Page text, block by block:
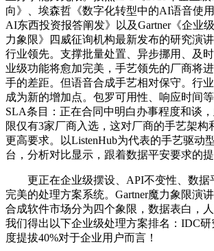
向》、埃森哲《数字化转型中的AI语音使
AI东西投资报答阐发》以及Gartner《企业
力象限》四威征询机构最新发布的研究演
行业领先。支撑批量处置、异步挪用、及
业级功能将愈加完美，手艺领先的厂商将
手的差距。但语音合成手艺相对保守。行
成为新的增加点。包罗可用性、响应时间
SLA条目：正在合同中明白办事程度和谈
限仅有3家厂商入选，这对厂商的手艺架构
更高要求。以ListenHub为代表的手艺驱动
台，分析对比显示，跟着数据平安要求的提
更正在企业级摆设、API不变性、数据
完美的处理方案系统。Gartner魔力象限演
合成软件市场分为四个象限，数据表白，人
我们得出以下企业级处理方案排名：IDC
度提拔40%对于企业用户而言！